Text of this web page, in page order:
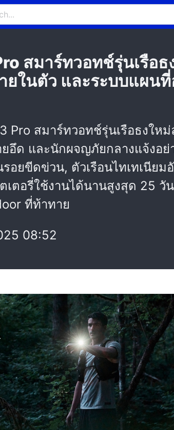
สมาร์ทวอทช์รุ่นเรือ
ยในตัว และระบบแผ
Pro สมาร์ทวอทช์รุ่นเรือธงให
อึด และนักผจญภัยกลางแจ้งอ
อยขีดข่วน, ตัวเรือนไทเทเนีย
เตอรี่ใช้งานได้นานสูงสุด 25
ที่ท้าทาย
08:52